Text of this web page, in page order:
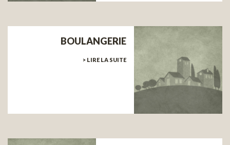
BOULANGERIE
> LIRE LA SUITE